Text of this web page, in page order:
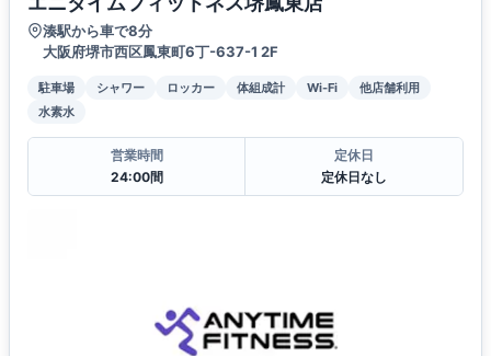
湊駅から車で8分
大阪府堺市西区鳳東町6丁-637-1 2F
駐車場 シャワー ロッカー 体組成計 Wi-Fi
他店舗利用
水素水
営業時間
24:00間
定休日
定休日なし